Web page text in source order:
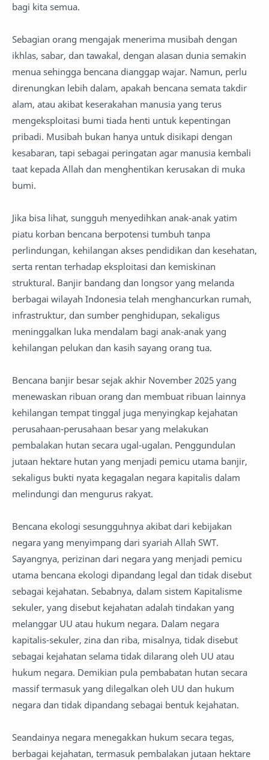
bagi kita semua.
Sebagian orang mengajak menerima musibah dengan
ikhlas, sabar, dan tawakal, dengan alasan dunia semakin
menua sehingga bencana dianggap wajar. Namun, perlu
direnungkan lebih dalam, apakah bencana semata takdir
alam, atau akibat keserakahan manusia yang terus
mengeksploitasi bumi tiada henti untuk kepentingan
pribadi. Musibah bukan hanya untuk disikapi dengan
kesabaran, tapi sebagai peringatan agar manusia kembali
taat kepada Allah dan menghentikan kerusakan di muka
bumi.
Jika bisa lihat, sungguh menyedihkan anak-anak yatim
piatu korban bencana berpotensi tumbuh tanpa
perlindungan, kehilangan akses pendidikan dan kesehatan,
serta rentan terhadap eksploitasi dan kemiskinan
struktural. Banjir bandang dan longsor yang melanda
berbagai wilayah Indonesia telah menghancurkan rumah,
infrastruktur, dan sumber penghidupan, sekaligus
meninggalkan luka mendalam bagi anak-anak yang
kehilangan pelukan dan kasih sayang orang tua.
Bencana banjir besar sejak akhir November 2025 yang
menewaskan ribuan orang dan membuat ribuan lainnya
kehilangan tempat tinggal juga menyingkap kejahatan
perusahaan-perusahaan besar yang melakukan
pembalakan hutan secara ugal-ugalan. Penggundulan
jutaan hektare hutan yang menjadi pemicu utama banjir,
sekaligus bukti nyata kegagalan negara kapitalis dalam
melindungi dan mengurus rakyat.
Bencana ekologi sesungguhnya akibat dari kebijakan
negara yang menyimpang dari syariah Allah SWT.
Sayangnya, perizinan dari negara yang menjadi pemicu
utama bencana ekologi dipandang legal dan tidak disebut
sebagai kejahatan. Sebabnya, dalam sistem Kapitalisme
sekuler, yang disebut kejahatan adalah tindakan yang
melanggar UU atau hukum negara. Dalam negara
kapitalis-sekuler, zina dan riba, misalnya, tidak disebut
sebagai kejahatan selama tidak dilarang oleh UU atau
hukum negara. Demikian pula pembabatan hutan secara
massif termasuk yang dilegalkan oleh UU dan hukum
negara dan tidak dipandang sebagai bentuk kejahatan.
Seandainya negara menegakkan hukum secara tegas,
berbagai kejahatan, termasuk pembalakan jutaan hektare